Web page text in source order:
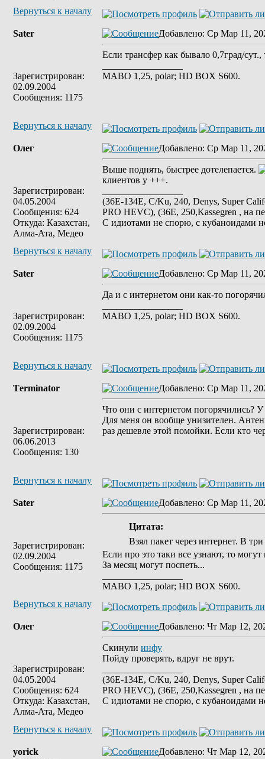
Вернуться к началу
Sater
Зарегистрирован:
02.09.2004
Сообщения: 1175
Добавлено: Ср Мар 11,
Если трансфер как бывало 0,7град/сут.,
MABO 1,25, polar; HD BOX S600.
Вернуться к началу
Олег
Зарегистрирован:
04.05.2004
Сообщения: 624
Откуда: Казахстан,
Алма-Ата, Медео
Добавлено: Ср Мар 11,
Выше поднять, быстрее дотелепается.
клиентов у +++.
(36E-134E, C/Ku, 240, Denys, Super
PRO HEVC), (36E, 250,Kassegren , на
С идиотами не спорю, с кубаноидами
Вернуться к началу
Sater
Зарегистрирован:
02.09.2004
Сообщения: 1175
Добавлено: Ср Мар 11,
Да и с интернетом они как-то
MABO 1,25, polar; HD BOX S600.
Вернуться к началу
Tеrminatоr
Зарегистрирован:
06.06.2013
Сообщения: 130
Добавлено: Ср Мар 11,
Что они с интернетом погорячились?
Для меня он вообще унизителен.
раз дешевле этой помойки. Если кто
Вернуться к началу
Sater
Зарегистрирован:
02.09.2004
Сообщения: 1175
Добавлено: Ср Мар 11,
Цитата:
Взял пакет через интернет. В
Если про это таки все узнают, то
За месяц могут поспеть...
MABO 1,25, polar; HD BOX S600.
Вернуться к началу
Олег
Зарегистрирован:
04.05.2004
Сообщения: 624
Откуда: Казахстан,
Алма-Ата, Медео
Добавлено: Чт Мар 12,
Скинули инфу
Пойду проверять, вдруг не врут.
(36E-134E, C/Ku, 240, Denys, Super
PRO HEVC), (36E, 250,Kassegren , на
С идиотами не спорю, с кубаноидами
Вернуться к началу
yorick
Добавлено: Чт Мар 12,